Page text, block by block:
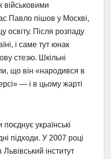
військовими
Павло пішов у Москві,
освіту. Після розпаду
і саме тут юнак
стезю. Шкільні
що він «народився в
— і в цьому жарті
поєднує українські
підходи. У 2007 році
Львівський інститут